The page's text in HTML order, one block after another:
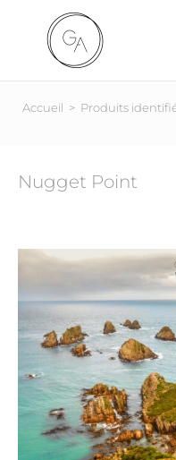
Accueil > Produits
Nugget Point